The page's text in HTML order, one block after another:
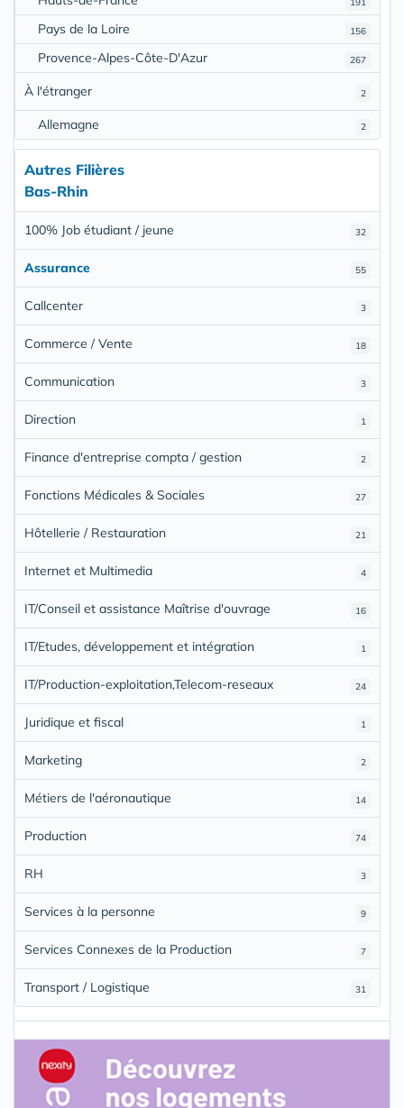
156
Pays de la Loire
267
Provence-Alpes-Côte-D'Azur
2
À l'étranger
2
Allemagne
Autres Filières
Bas-Rhin
32
100% Job étudiant / jeune
55
Assurance
3
Callcenter
18
Commerce / Vente
3
Communication
1
Direction
2
Finance d'entreprise compta / gestion
27
Fonctions Médicales & Sociales
21
Hôtellerie / Restauration
4
Internet et Multimedia
16
IT/Conseil et assistance Maîtrise d'ouvrage
1
IT/Etudes, développement et intégration
24
IT/Production-exploitation,Telecom-reseaux
1
Juridique et fiscal
2
Marketing
14
Métiers de l'aéronautique
74
Production
3
RH
9
Services à la personne
7
Services Connexes de la Production
31
Transport / Logistique